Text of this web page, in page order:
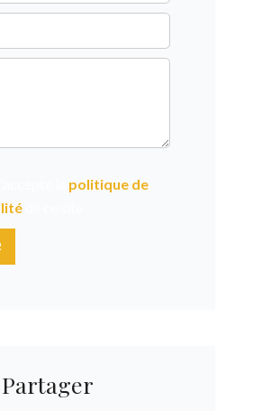
politique de
Partager